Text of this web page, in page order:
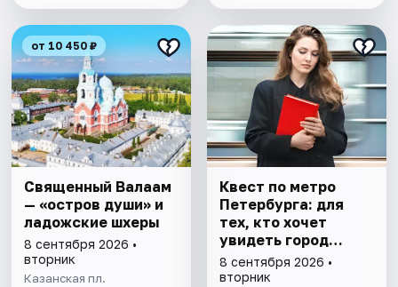
от 10 450 ₽
Священный Валаам
— «остров души» и
ладожские шхеры
8 сентября 2026 •
вторник
Казанская пл.
Квест по метро
Петербурга: для
тех, кто хочет
увидеть город
иначе
8 сентября 2026 •
вторник